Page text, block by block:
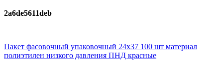
2a6de5611deb
Пакет фасовочный упаковочный 24х37 100 шт материал
полиэтилен низкого давления ПНД красные